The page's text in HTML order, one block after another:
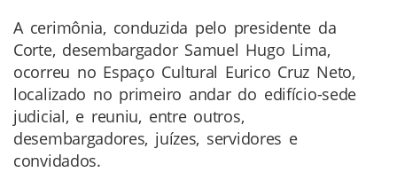
A cerimônia, conduzida pelo presidente da
Corte, desembargador Samuel Hugo Lima,
ocorreu no Espaço Cultural Eurico Cruz Neto,
localizado no primeiro andar do edifício-sede
judicial, e reuniu, entre outros,
desembargadores, juízes, servidores e
convidados.